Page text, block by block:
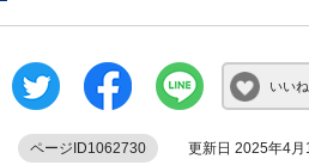
いいね
ページID1062730 更新日 2025年4月